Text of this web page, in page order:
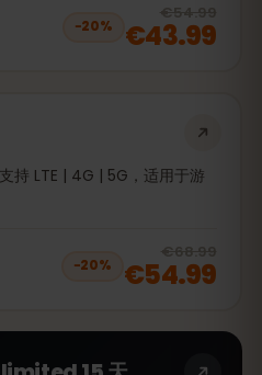
−20%
€54.99
€43.99
持 LTE | 4G | 5G，适用于游
−20%
€68.99
€54.99